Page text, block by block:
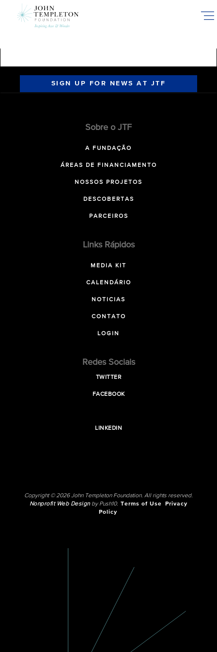
SIGN UP FOR NEWS AT JTF
Sobre o JTF
A FUNDAÇÃO
ÁREAS DE FINANCIAMENTO
NOSSOS PROJETOS
DESCOBERTAS
PARCEIROS
Links Rápidos
MEDIA KIT
CALENDÁRIO
NOTICIAS
CONTATO
LOGIN
Redes Sociais
TWITTER
FACEBOOK
LINKEDIN
Copyright © 2026 John Templeton Foundation. All rights reserved.
Nonprofit Web Designby Push10. Terms of Use
Privacy
Policy